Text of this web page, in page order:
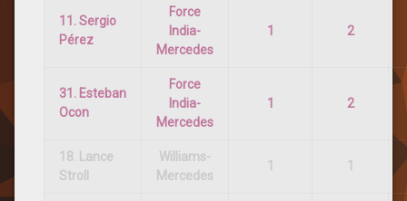
11. Sergio
Pérez
Force
India-
Mercedes
1 2
31. Esteban
Ocon
Force
India-
Mercedes
1 2
18. Lance
Stroll
Williams-
Mercedes
1 1